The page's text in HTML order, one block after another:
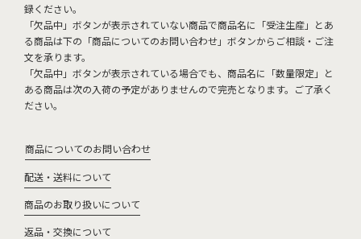
録ください。
「欠品中」ボタンが表示されていない商品で商品名に「受注生産」とあ
る商品は下の「商品についてのお問い合わせ」ボタンからご相談・ご注
文を承ります。
「欠品中」ボタンが表示されている場合でも、商品名に「数量限定」と
ある商品は次の入荷の予定がありませんので完売となります。ご了承く
ださい。
商品についてのお問い合わせ
配送・送料について
商品のお取り扱いについて
返品・交換について